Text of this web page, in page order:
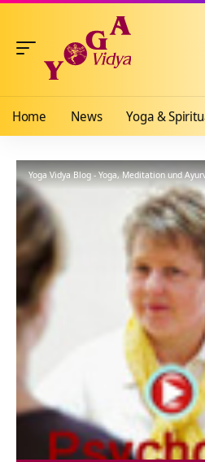
Home News Yoga &
Yoga Vidya Blog - Yoga, Meditation und